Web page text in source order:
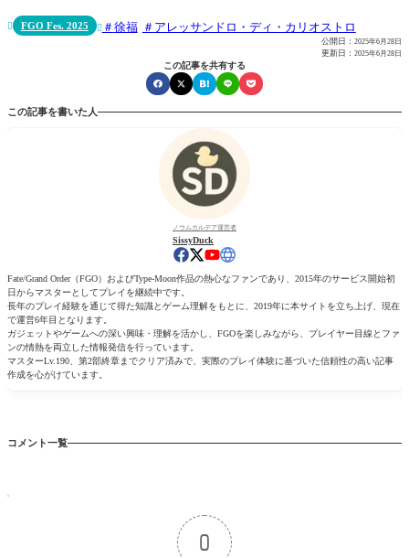
 FGO Fes. 2025  徐福 アレッサンドロ・ディ・カリオストロ
公開日： 2025年6月28日
更新日： 2025年6月28日
この記事を共有する
この記事を書いた人
ノウムカルデア運営者
SissyDuck
Fate/Grand Order（FGO）およびType-Moon作品の熱心なファンであり、2015年のサービス開始初
日からマスターとしてプレイを継続中です。
長年のプレイ経験を通じて得た知識とゲーム理解をもとに、2019年に本サイトを立ち上げ、現在
で運営6年目となります。
ガジェットやゲームへの深い興味・理解を活かし、FGOを楽しみながら、プレイヤー目線とファ
ンの情熱を両立した情報発信を行っています。
マスターLv.190、第2部終章までクリア済みで、実際のプレイ体験に基づいた信頼性の高い記事
作成を心がけています。
コメント一覧
0